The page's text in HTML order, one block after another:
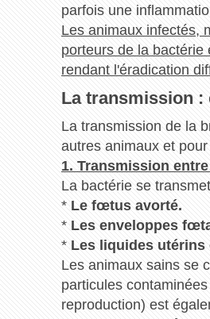
parfois une
Les animaux infectés,
porteurs de la bactérie
rendant l'éradication
La transmission :
La transmission de la
autres animaux et
1. Transmission
La bactérie se
* Le fœtus avorté.
* Les enveloppes
* Les liquides utérins
Les animaux sains se
particules
reproduction) est